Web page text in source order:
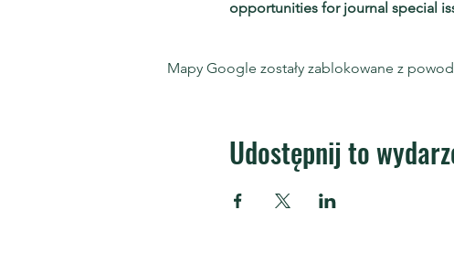
opportunities for journal special
Mapy Google zostały zablokowane z
Udostępnij to